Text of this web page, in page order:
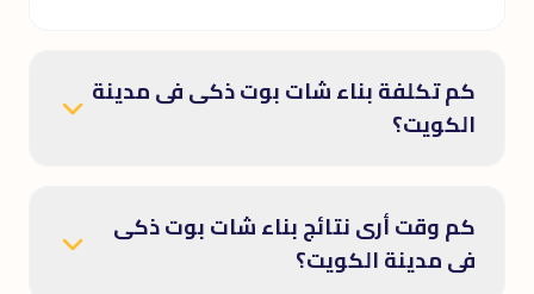
كم تكلفة بناء شات بوت ذكى فى مدينة
الكويت؟
كم وقت أرى نتائج بناء شات بوت ذكى
فى مدينة الكويت؟